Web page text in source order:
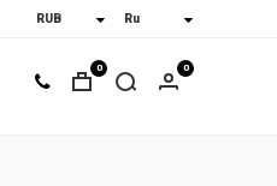
0 0